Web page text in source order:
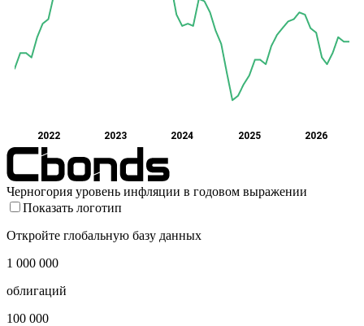
2022 2023 2024 2025 2026
Черногория уровень инфляции в годовом выражении
Показать логотип
Откройте глобальную базу данных
1 000 000
облигаций
100 000